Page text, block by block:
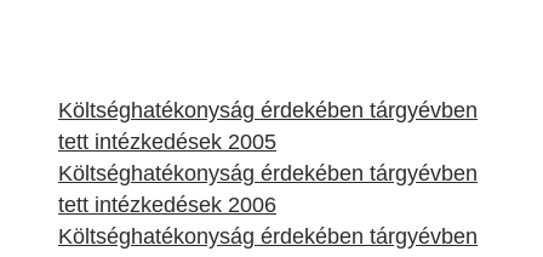
Költséghatékonyság érdekében tárgyévben
tett intézkedések 2005
Költséghatékonyság érdekében tárgyévben
tett intézkedések 2006
Költséghatékonyság érdekében tárgyévben